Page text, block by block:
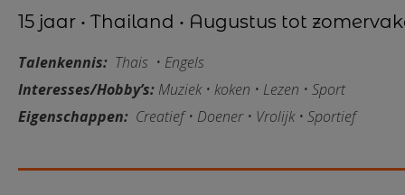
15 jaar • Thailand • Augustus tot
Talenkennis: Thais • Engels
Interesses/Hobby’s: Muziek • koken • Lezen • Sport
Eigenschappen: Creatief • Doener • Vrolijk • Sportief